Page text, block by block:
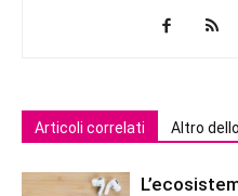
Articoli correlati Altro